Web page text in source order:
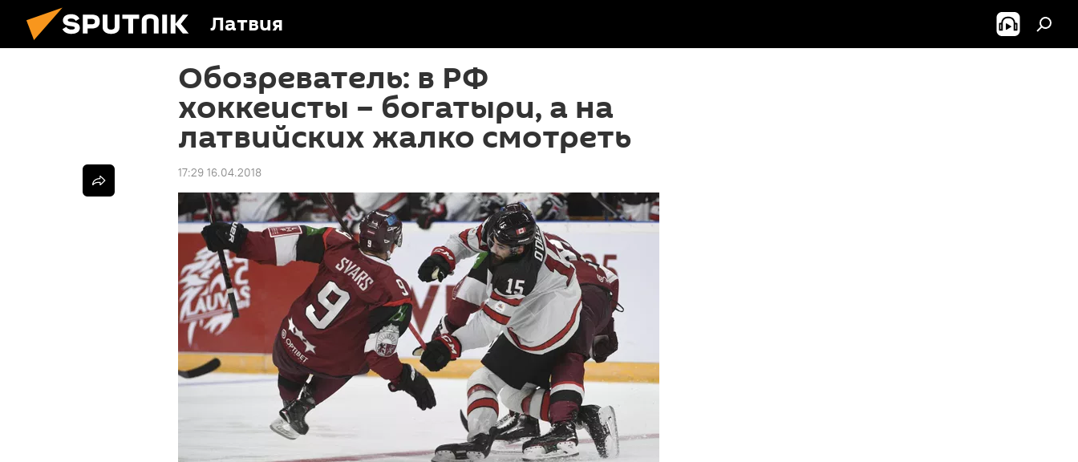
Латвия
Обозреватель: в РФ
хоккеисты – богатыри, а на
латвийских жалко смотреть
17:29 16.04.2018